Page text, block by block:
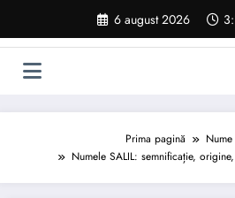
conținut
6 august 2026
Prima pagină
Numele SALIL: semnificație,